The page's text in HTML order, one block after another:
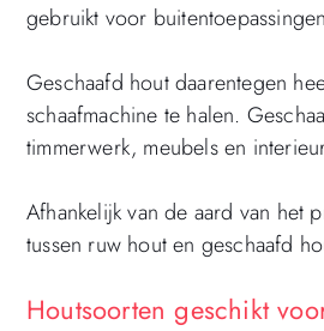
gebruikt voor
Geschaafd hout daarentegen
schaafmachine te halen.
timmerwerk, meubels en
Afhankelijk van de aard van het
tussen ruw hout en geschaafd
Houtsoorten geschikt